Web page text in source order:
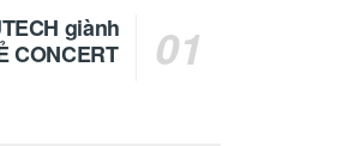
giành
CONCERT